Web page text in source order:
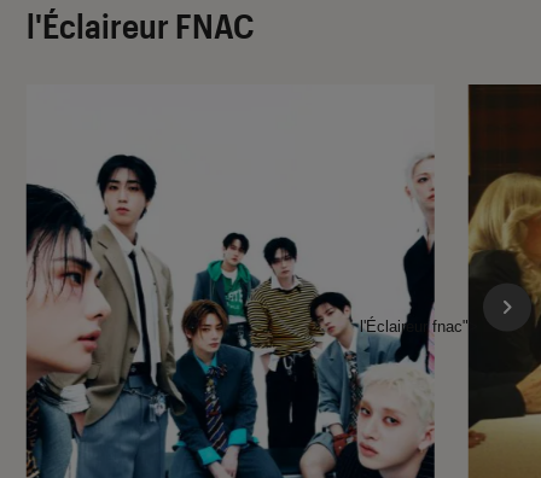
l'Éclaireur FNAC
l'Éclaireur fnac">